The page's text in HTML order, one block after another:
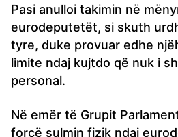
Pasi anulloi takimin në
eurodeputetët, si skuth
tyre, duke provuar edhe
limite ndaj kujtdo që nuk i
personal.
Në emër të Grupit
forcë sulmin fizik ndaj